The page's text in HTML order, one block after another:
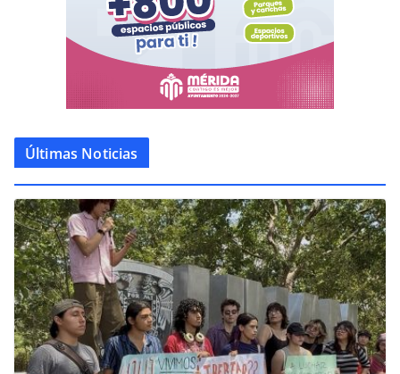
Últimas Noticias